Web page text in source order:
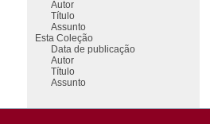
Autor
Título
Assunto
Esta Coleção
Data de publicação
Autor
Título
Assunto